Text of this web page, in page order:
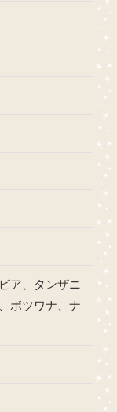
ア、タンザニ
ボツワナ、ナ